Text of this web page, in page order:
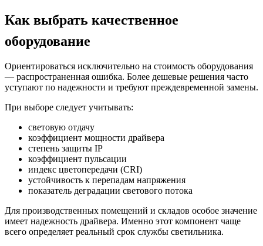
Как выбрать качественное
оборудование
Ориентироваться исключительно на стоимость оборудования
— распространенная ошибка. Более дешевые решения часто
уступают по надежности и требуют преждевременной замены.
При выборе следует учитывать:
световую отдачу
коэффициент мощности драйвера
степень защиты IP
коэффициент пульсации
индекс цветопередачи (CRI)
устойчивость к перепадам напряжения
показатель деградации светового потока
Для производственных помещений и складов особое значение
имеет надежность драйвера. Именно этот компонент чаще
всего определяет реальный срок службы светильника.